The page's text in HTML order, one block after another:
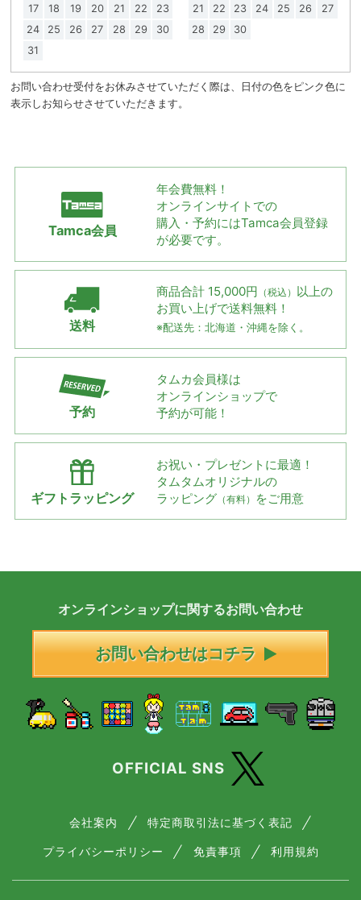
17
18 19 20 21 22
23
24
25 26 27 28 29
30
31
21
22 23 24 25 26
27
28
29 30
お問い合わせ受付をお休みさせていただく際は、日付の色をピンク色に
表示しお知らせさせていただきます。
Tamca会員
年会費無料！
オンラインサイトでの
購入・予約にはTamca会員登録
が必要です。
送料
商品合計 15,000円 （税込） 以上の
お買い上げで送料無料！
※配送先：北海道・沖縄を除く。
予約
タムカ会員様は
オンラインショップで
予約が可能！
ギフトラッピング
お祝い・プレゼントに最適！
タムタムオリジナルの
ラッピング （有料） をご用意
オンラインショップに関するお問い合わせ
お問い合わせはコチラ
OFFICIAL SNS
会社案内 特定商取引法に基づく表記
プライバシーポリシー 免責事項 利用規約